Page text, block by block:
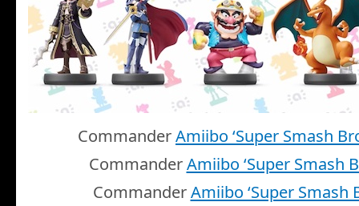
CommanderAmiibo ‘Super Smash
CommanderAmiibo ‘Super Smash
CommanderAmiibo ‘Super Smash